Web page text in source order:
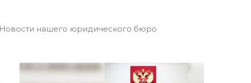
Новости нашего юридического бюро